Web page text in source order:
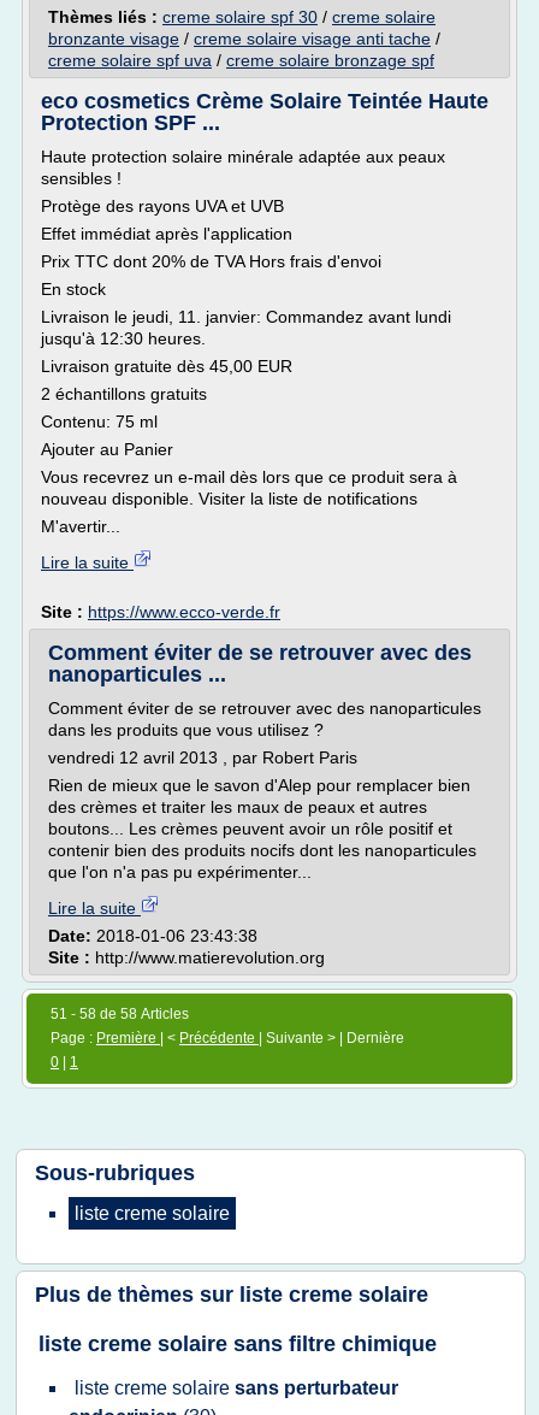
Thèmes liés : creme solaire spf 30 / creme solaire
bronzante visage / creme solaire visage anti tache /
creme solaire spf uva / creme solaire bronzage spf
eco cosmetics Crème Solaire Teintée Haute
Protection SPF ...
Haute protection solaire minérale adaptée aux peaux
sensibles !
Protège des rayons UVA et UVB
Effet immédiat après l'application
Prix TTC dont 20% de TVA Hors frais d'envoi
En stock
Livraison le jeudi, 11. janvier: Commandez avant lundi
jusqu'à 12:30 heures.
Livraison gratuite dès 45,00 EUR
2 échantillons gratuits
Contenu: 75 ml
Ajouter au Panier
Vous recevrez un e-mail dès lors que ce produit sera à
nouveau disponible. Visiter la liste de notifications
M'avertir...
Lire la suite
Site : https://www.ecco-verde.fr
Comment éviter de se retrouver avec des
nanoparticules ...
Comment éviter de se retrouver avec des nanoparticules
dans les produits que vous utilisez ?
vendredi 12 avril 2013 , par Robert Paris
Rien de mieux que le savon d'Alep pour remplacer bien
des crèmes et traiter les maux de peaux et autres
boutons... Les crèmes peuvent avoir un rôle positif et
contenir bien des produits nocifs dont les nanoparticules
que l'on n'a pas pu expérimenter...
Lire la suite
Date: 2018-01-06 23:43:38
Site : http://www.matierevolution.org
51 - 58 de 58 Articles
Page : Première | < Précédente
| Suivante > | Dernière
0
1
Sous-rubriques
liste creme solaire
Plus de thèmes sur liste creme solaire
liste creme solaire sans filtre chimique
liste creme solaire sans perturbateur